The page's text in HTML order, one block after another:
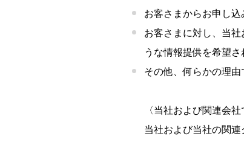
お客さまからお申し
お客さまに対し、当
うな情報提供を希望
その他、何らかの理
〈当社および関連会
当社および当社の関